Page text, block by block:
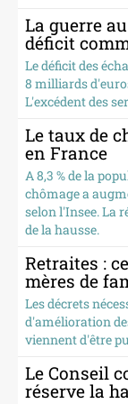
CONTACT
La guerre
déficit
Le déficit des
8 milliards
L'excédent des
Le taux de
en France
A 8,3 % de la
chômage a
selon l'Insee. La
de la hausse.
Retraites :
mères de
Les décrets
d'amélioration
viennent d'être
Le Conseil
réserve la